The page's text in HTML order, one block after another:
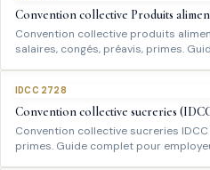
Convention collective Produits
Convention collective produits
salaires, congés, préavis, primes.
IDCC 2728
Convention collective sucreries
Convention collective sucreries
primes. Guide complet pour